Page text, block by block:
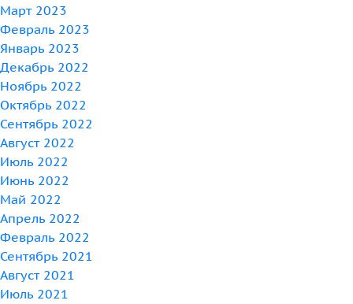
Март 2023
Февраль 2023
Январь 2023
Декабрь 2022
Ноябрь 2022
Октябрь 2022
Сентябрь 2022
Август 2022
Июль 2022
Июнь 2022
Май 2022
Апрель 2022
Февраль 2022
Сентябрь 2021
Август 2021
Июль 2021